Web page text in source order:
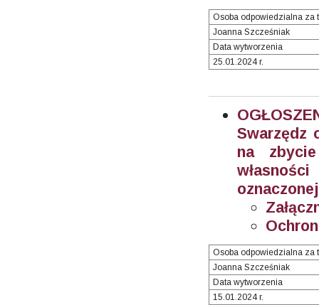
Osoba odpowiedzialna za
Joanna Szcześniak
Data wytworzenia
25.01.2024 r.
Swarzędz
na
Osoba odpowiedzialna za
Joanna Szcześniak
Data wytworzenia
15.01.2024 r.